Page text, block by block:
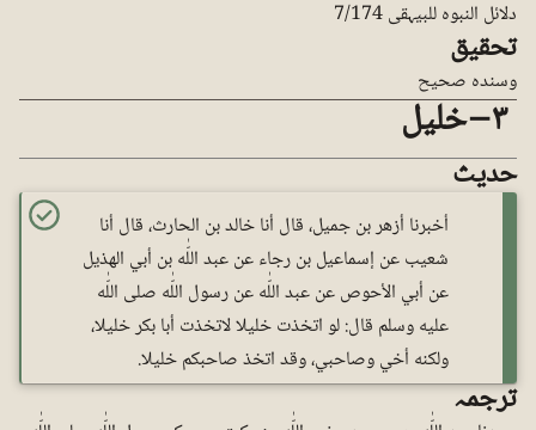
دلائل النبوہ للبیہقی 7/174
تحقیق
وسندہ صحیح
٣ – خلیل
حدیث
أخبرنا أزهر بن جميل، قال أنا خالد بن الحارث، قال أنا
شعيب عن إسماعيل بن رجاء عن عبد اللّٰه بن أبي الهذيل
عن أبي الأحوص عن عبد اللّٰه عن رسول اللّٰه صلى اللّٰه
عليه وسلم قال: لو اتخذت خليلا لاتخذت أبا بکر خليلا،
ولكنه أخي وصاحبي، وقد اتخذ صاحبكم خليلا.
ترجمہ